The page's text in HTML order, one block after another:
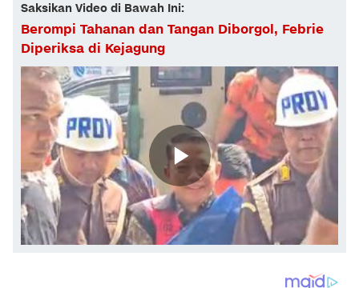
Saksikan Video di Bawah Ini:
Berompi Tahanan dan Tangan Diborgol, Febrie
Diperiksa di Kejagung